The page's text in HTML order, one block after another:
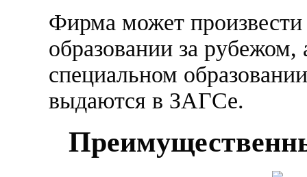
Фирма может
образовании за
специальном
выдаются в ЗАГСе.